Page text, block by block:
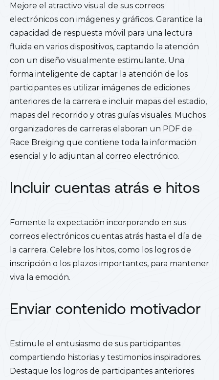
Mejore el atractivo visual de sus correos
electrónicos con imágenes y gráficos. Garantice la
capacidad de respuesta móvil para una lectura
fluida en varios dispositivos, captando la atención
con un diseño visualmente estimulante. Una
forma inteligente de captar la atención de los
participantes es utilizar imágenes de ediciones
anteriores de la carrera e incluir mapas del estadio,
mapas del recorrido y otras guías visuales. Muchos
organizadores de carreras elaboran un PDF de
Race Breiging que contiene toda la información
esencial y lo adjuntan al correo electrónico.
Incluir cuentas atrás e hitos
Fomente la expectación incorporando en sus
correos electrónicos cuentas atrás hasta el día de
la carrera. Celebre los hitos, como los logros de
inscripción o los plazos importantes, para mantener
viva la emoción.
Enviar contenido motivador
Estimule el entusiasmo de sus participantes
compartiendo historias y testimonios inspiradores.
Destaque los logros de participantes anteriores